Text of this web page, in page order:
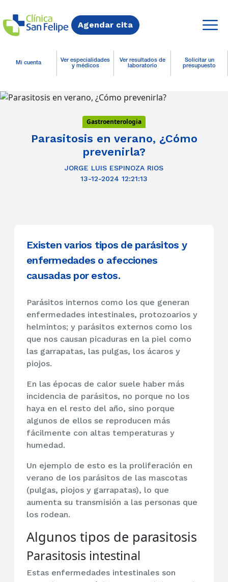
Agendar cita
Mi cuenta
Ver especialidades
y médicos
Ver resultados de
laboratorio
Solicitar un
presupuesto
Gastroenterologia
Parasitosis en verano, ¿Cómo
prevenirla?
JORGE LUIS ESPINOZA RIOS
13-12-2024 12:21:13
Existen varios tipos de parásitos y
enfermedades o afecciones
causadas por estos.
Parásitos internos como los que generan
enfermedades intestinales, protozoarios y
helmintos; y parásitos externos como los
que nos causan picaduras en la piel como
las garrapatas, las pulgas, los ácaros y
piojos.
En las épocas de calor suele haber más
incidencia de parásitos, no porque no los
haya en el resto del año, sino porque
algunos de ellos se reproducen más
fácilmente con altas temperaturas y
humedad.
Un ejemplo de esto es la proliferación en
verano de los parásitos de las mascotas
(pulgas, piojos y garrapatas), lo que
aumenta su transmisión a las personas que
los rodean.
Algunos tipos de parasitosis
Parasitosis intestinal
Estas enfermedades intestinales son